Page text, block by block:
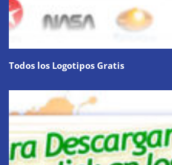
Todos los Logotipos Gratis